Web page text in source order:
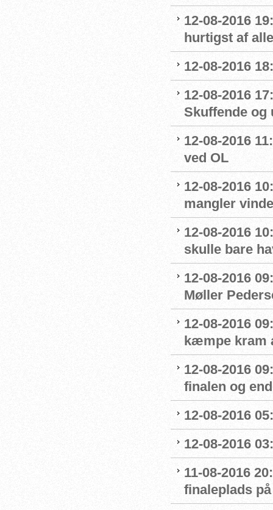
12-08-2016
hurtigst af
12-08-2016
12-08-2016
Skuffende
12-08-2016
ved OL
12-08-2016
mangler
12-08-2016
skulle bare
12-08-2016
Møller
12-08-2016
kæmpe kram
12-08-2016
finalen og
12-08-2016
12-08-2016
11-08-2016
finaleplads